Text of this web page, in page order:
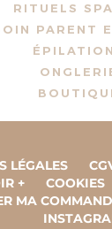
RITUELS
PARENT
LÉGALES
+
COOKIES
MA